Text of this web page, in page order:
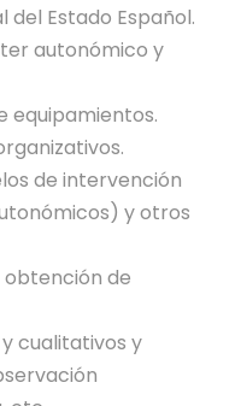
Estado Español.
autonómico y
equipamientos.
de intervención
y otros
de
cualitativos y